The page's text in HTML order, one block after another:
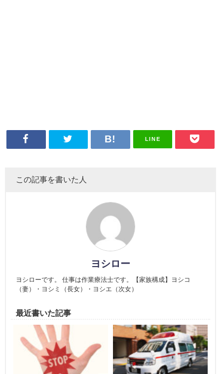
LINE
この記事を書いた人
ヨシロー
ヨシローです。 仕事は作業療法士です。【家族構成】ヨシコ
（妻）・ヨシミ（長女）・ヨシエ（次女）
最近書いた記事